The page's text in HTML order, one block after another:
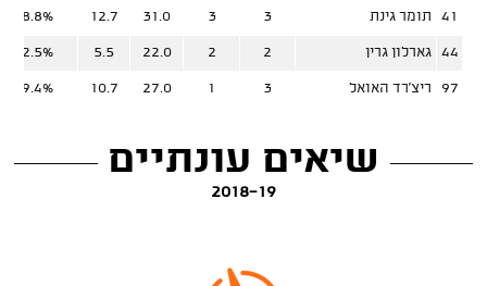
41 תומר גינת 3
3
31.0
12.7
58.8%
44 גארלון גרין 2
2
22.0
5.5
12.5%
97 ריצ'רד האואל 3
1
27.0
10.7
39.4%
שיאים עונתיים
2018-19